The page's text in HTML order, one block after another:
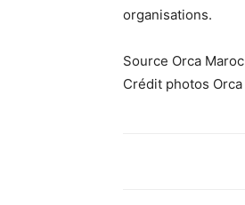
organisations.
Source Orca Maroc
Crédit photos Orca